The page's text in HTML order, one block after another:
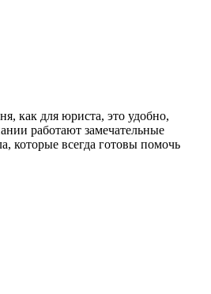
как для юриста, это удобно,
работают замечательные
которые всегда готовы помочь